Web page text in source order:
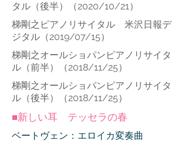
タル（後半）（2020/10/21）
梯剛之ピアノリサイタル 米沢日報デ
ジタル（2019/07/15）
梯剛之オールショパンピアノリサイタ
ル（前半）（2018/11/25）
梯剛之オールショパンピアノリサイタ
ル（後半）（2018/11/25）
■新しい耳 テッセラの春
ベートヴェン：エロイカ変奏曲